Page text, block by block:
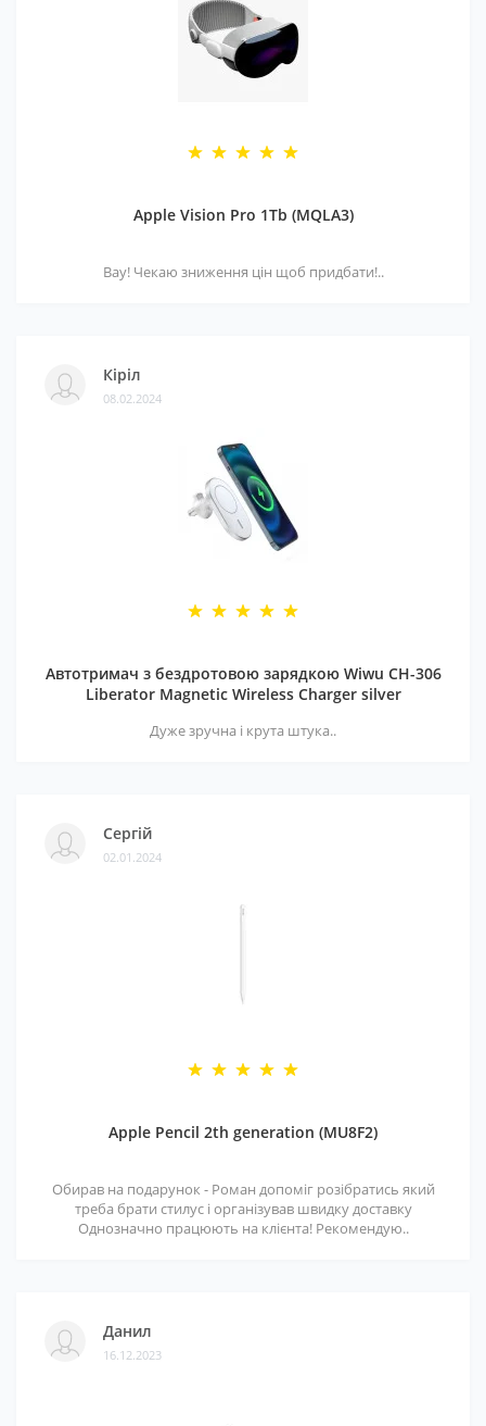
Apple Vision Pro 1Tb (MQLA3)
Вау! Чекаю зниження цін щоб придбати!..
Кіріл
08.02.2024
Автотримач з бездротовою зарядкою Wiwu CH-306
Liberator Magnetic Wireless Charger silver
Дуже зручна і крута штука..
Сергій
02.01.2024
Apple Pencil 2th generation (MU8F2)
Обирав на подарунок - Роман допоміг розібратись який
треба брати стилус і організував швидку доставку
Однозначно працюють на клієнта! Рекомендую..
Данил
16.12.2023